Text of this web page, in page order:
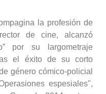
la profesión de
de cine, alcanzó
por su largometraje
el éxito de su corto
género cómico-policial
espesiales",